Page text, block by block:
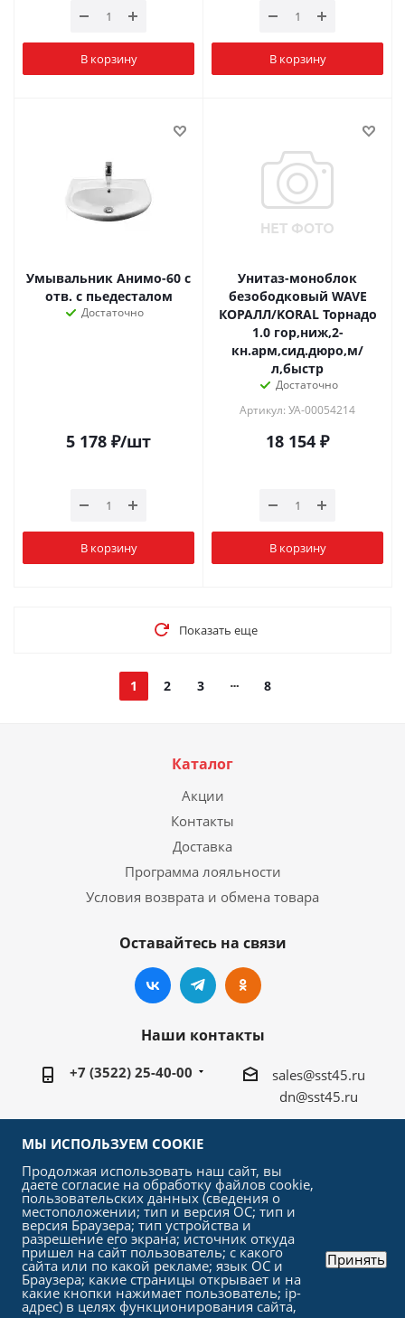
В корзину В корзину
Умывальник Анимо-60 с
отв. с пьедесталом
Достаточно
5 178 ₽/шт
В корзину
Унитаз-моноблок
безободковый WAVE
КОРАЛЛ/KORAL Торнадо
1.0 гор,ниж,2-
кн.арм,сид.дюро,м/
л,быстр
Достаточно
Артикул: УА-00054214
18 154 ₽
В корзину
Показать еще
1 2 3 8
Каталог
Акции
Контакты
Доставка
Программа лояльности
Условия возврата и обмена товара
Оставайтесь на связи
Наши контакты
+7 (3522) 25-40-00
sales@sst45.ru
dn@sst45.ru
640027, Россия, г.Курган, ул.Омская 76а
2026 © «СтройСельхозТорг»
МЫ ИСПОЛЬЗУЕМ COOKIE
Продолжая использовать наш сайт, вы
даете согласие на обработку файлов cookie,
пользовательских данных (сведения о
местоположении; тип и версия ОС; тип и
версия Браузера; тип устройства и
разрешение его экрана; источник откуда
пришел на сайт пользователь; с какого
сайта или по какой рекламе; язык ОС и
Браузера; какие страницы открывает и на
какие кнопки нажимает пользователь; ip-
адрес) в целях функционирования сайта,
Принять